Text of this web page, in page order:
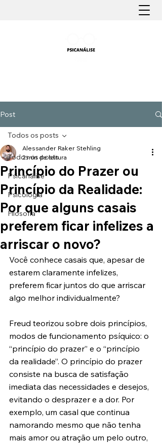
Post
Todos os posts
Psicanálise
Psicologia
Filosofia
Todos os posts
Princípio do Prazer ou
Princípio da Realidade:
Por que alguns casais
preferem ficar infelizes a
arriscar o novo?
Alessander Raker Stehling
2 min de leitura
Você conhece casais que, apesar de
estarem claramente infelizes,
preferem ficar juntos do que arriscar
algo melhor individualmente?
Freud teorizou sobre dois princípios,
modos de funcionamento psíquico: o
“princípio do prazer” e o “princípio
da realidade”. O princípio do prazer
consiste na busca de satisfação
imediata das necessidades e desejos,
evitando o desprazer e a dor. Por
exemplo, um casal que continua
namorando mesmo que não tenha
mais amor ou atração um pelo outro,